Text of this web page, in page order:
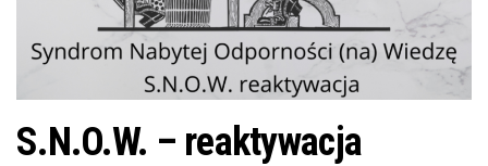
S.N.O.W. – reaktywacja